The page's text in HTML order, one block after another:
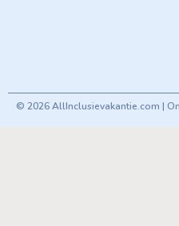
© 2026 AllInclusievakantie.com |